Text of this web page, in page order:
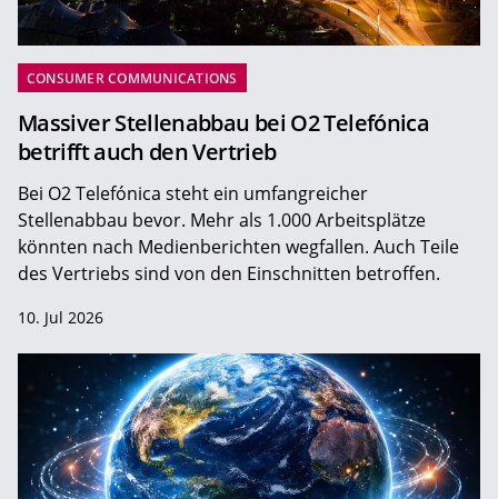
CONSUMER COMMUNICATIONS
Massiver Stellenabbau bei O2 Telefónica
betrifft auch den Vertrieb
Bei O2 Telefónica steht ein umfangreicher
Stellenabbau bevor. Mehr als 1.000 Arbeitsplätze
könnten nach Medienberichten wegfallen. Auch Teile
des Vertriebs sind von den Einschnitten betroffen.
10. Jul 2026